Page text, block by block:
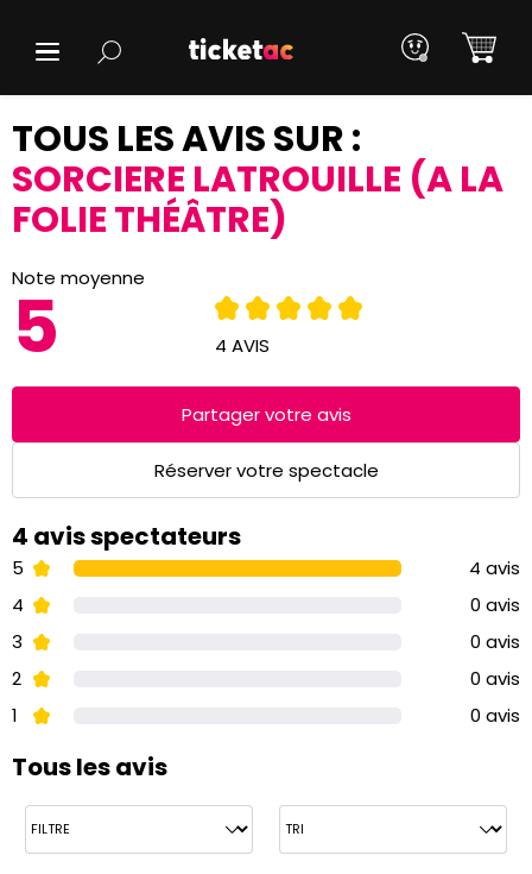
TOUS LES AVIS SUR :
SORCIERE LATROUILLE (A LA
FOLIE THÉÂTRE)
Note moyenne
5 4 AVIS
Réserver votre spectacle
Partager votre avis
4 avis spectateurs
5
4 avis
4
0 avis
3
0 avis
2
0 avis
1
0 avis
Tous les avis